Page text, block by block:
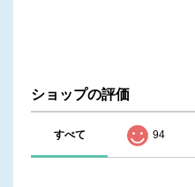
ショップの評価
すべて 94